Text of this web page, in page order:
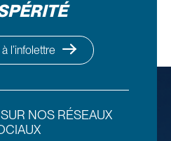
l’infolettre
NOS RÉSEAUX